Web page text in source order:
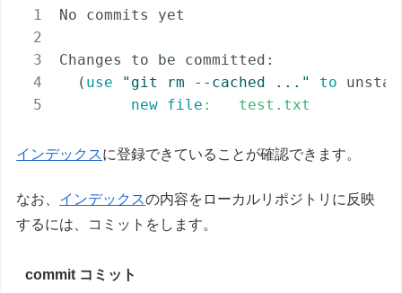
No commits yet
Changes to be committed:
  (
use "git rm --cached ..." to
new file :   test.txt
インデックスに登録できていることが確認できます。
なお、 インデックスの内容をローカルリポジトリに反映
するには、コミットをします。
commit コミット